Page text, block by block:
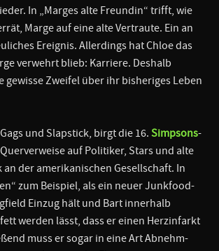
In „Marges alte Freundin“ trifft, wie
Marge auf eine alte Vertraute. Ein an
Ereignis. Allerdings hat Chloe das
verwehrt blieb: Karriere. Deshalb
gewisse Zweifel über ihr bisheriges Leben
und Slapstick, birgt die 16. Simpsons-
auf Politiker, Stars und alte
an der amerikanischen Gesellschaft. In
zum Beispiel, als ein neuer Junkfood-
Einzug hält und Bart innerhalb
werden lässt, dass er einen Herzinfarkt
muss er sogar in eine Art Abnehm-